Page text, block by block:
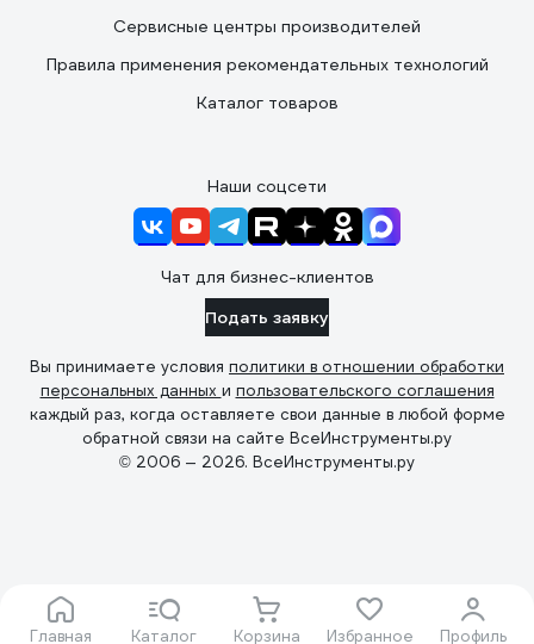
Главная Каталог Корзина Избранное Профиль
Сервисные центры производителей
Правила применения рекомендательных технологий
Каталог товаров
Наши соцсети
Чат для бизнес-клиентов
Подать заявку
Вы принимаете условия политики в отношении обработки
персональных данных и пользовательского соглашения
каждый раз, когда оставляете свои данные в любой форме
обратной связи на сайте ВсеИнструменты.ру
© 2006 — 2026. ВсеИнструменты.ру